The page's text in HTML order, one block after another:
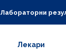
Лабораторни
Лекари